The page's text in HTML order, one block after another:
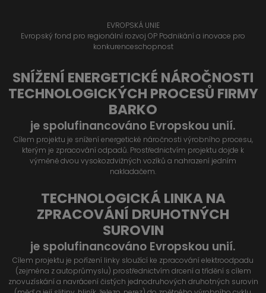
EVROPSKÁ UNIE
Evropský fond pro regionální rozvoj OP Podnikání a inovace pro
konkurenceschopnost
SNÍŽENÍ ENERGETICKÉ NÁROČNOSTI
TECHNOLOGICKÝCH PROCESŮ FIRMY
BARKO
je spolufinancováno Evropskou unií.
Cílem projektu je snížení energetické náročnosti výrobního procesu,
kterým je zpracování odpadů. Prostřednictvím projektu dojde k
výměně dvou vysokozdvižných vozíků a nahrazení jedním
nakladačem.
TECHNOLOGICKÁ LINKA NA
ZPRACOVÁNÍ DRUHOTNÝCH
SUROVIN
je spolufinancováno Evropskou unií.
Cílem projektu je pořízení linky sloužící ke zpracování elektroodpadu
(zejména z autoprůmyslu) prostřednictvím drcení a třídění s cílem
znovuzískání a navrácení čistých jednodruhových druhotných surovin